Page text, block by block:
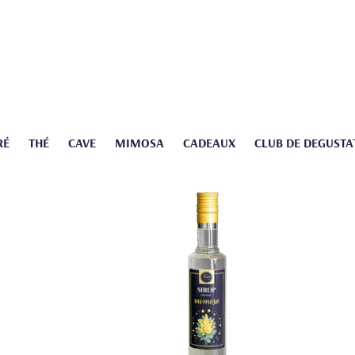
THÉ CAVE MIMOSA CADEAUX CLUB DE